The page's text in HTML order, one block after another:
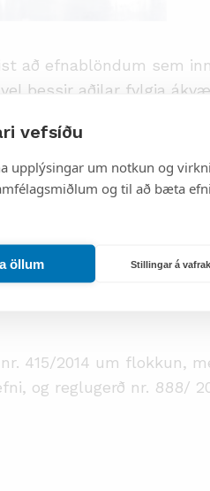
vefsíðu
upplýsingar um notkun og virkni
og til að bæta
öllum Stillingar á
að efnablöndum sem
þessir aðilar fylgja
veita leiðbeiningar og
önnur lönd, á sér hér
hreinsiefni,
þeirra sem nota
og
öryggisblöð og
415/2014 um flokkun,
og reglugerð nr. 888/